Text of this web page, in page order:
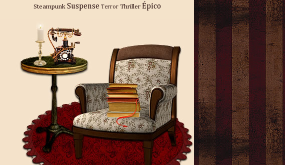
Steampunk Suspense Terror Thriller Épico